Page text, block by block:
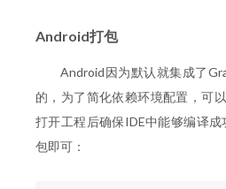
Android打包
Android因为默认就集成了
的，为了简化依赖环境配置，可
打开工程后确保IDE中能够编译
包即可：